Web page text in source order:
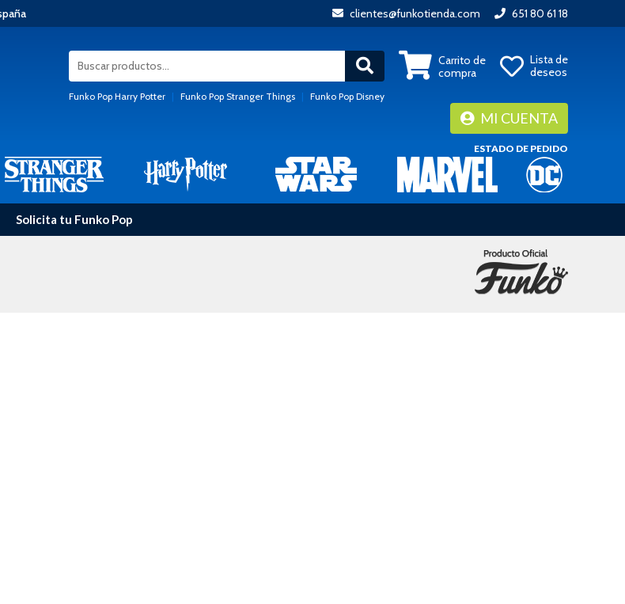
clientes@funkotienda.com 651 80 61 18
Funko Pop Harry Potter | Funko Pop Stranger Things | Funko Pop Disney
Carrito de
compra
Lista de
deseos
MI CUENTA
ESTADO DE PEDIDO
Solicita tu Funko Pop